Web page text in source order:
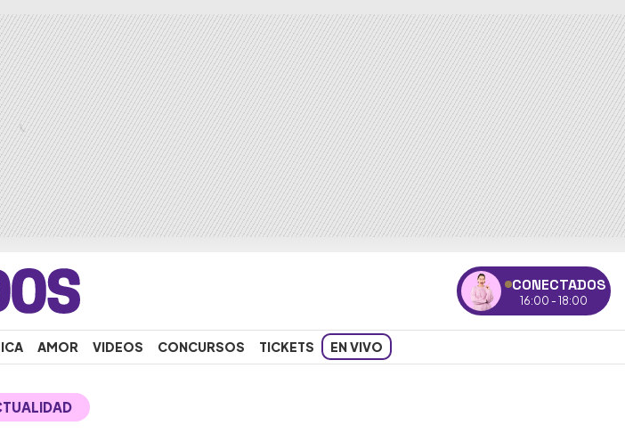
CONECTADOS
16:00 - 18:00
AMOR VIDEOS CONCURSOS TICKETS EN VIVO